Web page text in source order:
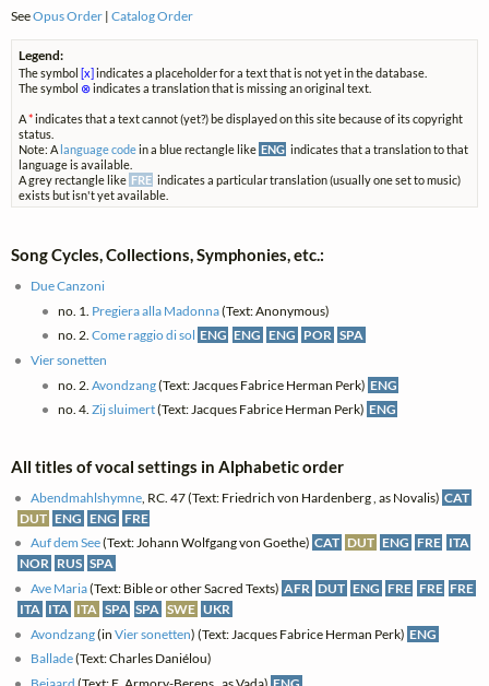
SeeOpus Order | Catalog Order
Legend:
The symbol[x]indicates a placeholder for a text that is not yet in the database.
The symbol ⊗indicates a translation that is missing an original text.
A*indicates that a text cannot (yet?) be displayed on this site because of its copyright
status.
Note: A language codein a blue rectangle like ENG indicates that a translation to that
language is available.
A grey rectangle like FRE indicates a particular translation (usually one set to music)
exists but isn't yet available.
Song Cycles, Collections, Symphonies, etc.:
Due Canzoni
no. 1. Pregiera alla Madonna(Text: Anonymous)
no. 2. Come raggio di sol ENG ENG ENG POR SPA
Vier sonetten
no. 2. Avondzang(Text: Jacques Fabrice Herman Perk) ENG
no. 4. Zij sluimert(Text: Jacques Fabrice Herman Perk) ENG
All titles of vocal settings in Alphabetic order
Abendmahlshymne , RC. 47 (Text: Friedrich von Hardenberg , as Novalis) CAT
DUT ENG ENG FRE
Auf dem See(Text: Johann Wolfgang von Goethe) CAT DUT ENG FRE ITA
NOR RUS SPA
Ave Maria(Text: Bible or other Sacred Texts) AFR DUT ENG FRE FRE FRE
ITA ITA ITA SPA SPA SWE UKR
Avondzang(inVier sonetten) (Text: Jacques Fabrice Herman Perk) ENG
Ballade(Text: Charles Daniélou)